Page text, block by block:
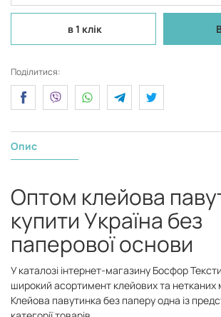
в 1 клік
Поділитися:
Опис
Оптом клейова
купити Україна без
паперової основи
У каталозі інтернет-магазину Босфор
широкий асортимент клейових та нетканих
Клейова павутинка без паперу одна із